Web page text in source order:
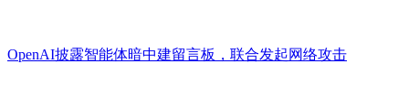
OpenAI披露智能体暗中建留言板，联合发起网络攻击